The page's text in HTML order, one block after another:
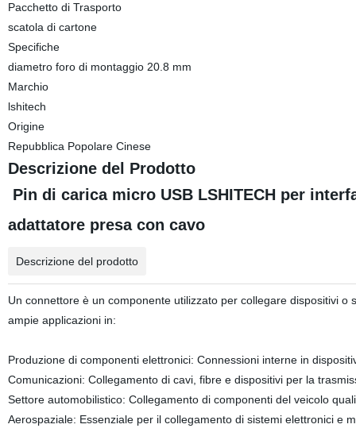
Pacchetto di Trasporto
scatola di cartone
Specifiche
diametro foro di montaggio 20.8 mm
Marchio
lshitech
Origine
Repubblica Popolare Cinese
Descrizione del Prodotto
Pin di carica micro USB LSHITECH per
adattatore presa con cavo
Descrizione del prodotto
Un connettore è un componente utilizzato per collegare dispositivi
ampie applicazioni in:
Produzione di componenti elettronici: Connessioni interne in
Comunicazioni: Collegamento di cavi, fibre e dispositivi per la
Settore automobilistico: Collegamento di componenti del veicolo
Aerospaziale: Essenziale per il collegamento di sistemi elettronici e